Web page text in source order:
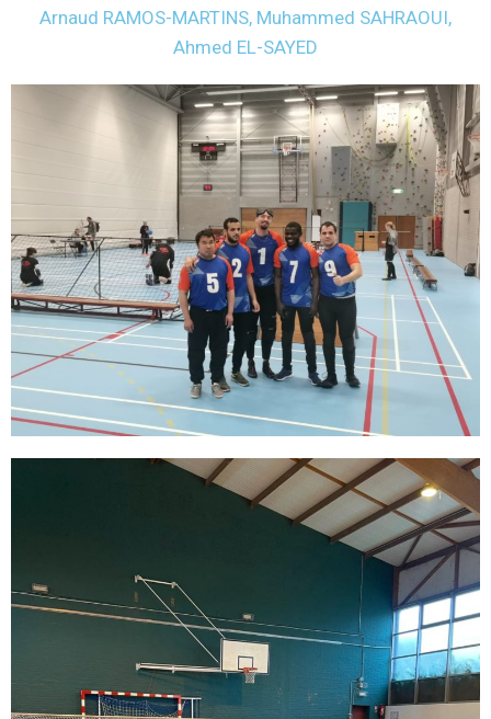
Arnaud RAMOS-MARTINS, Muhammed SAHRAOUI,
Ahmed EL-SAYED